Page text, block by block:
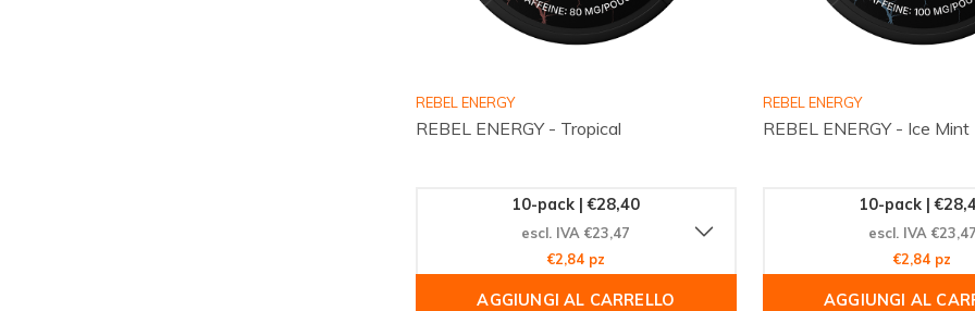
REBEL ENERGY
REBEL ENERGY - Tropical
10-pack | €28,40
escl. IVA €23,47
€2,84 pz
AGGIUNGI AL CARRELLO
REBEL ENERGY
REBEL ENERGY - Ice Mint
10-pack |
escl. IVA €23,47
€2,84 pz
AGGIUNGI AL